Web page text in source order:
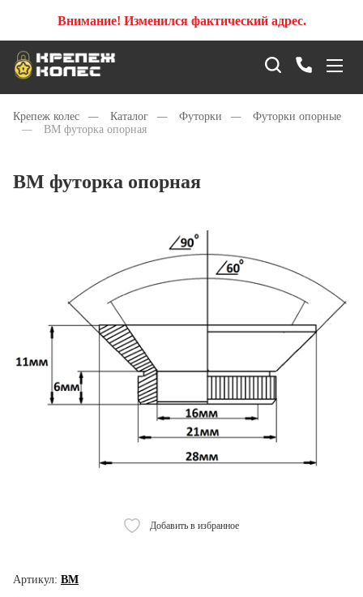
Внимание! Изменился фактический адрес.
Крепеж колес — Каталог — Футорки —
Футорки опорные
—
ВМ футорка опорная
ВМ футорка опорная
Добавить в избранное
Артикул: BM